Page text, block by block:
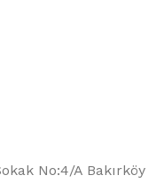
No:4/A Bakırköy